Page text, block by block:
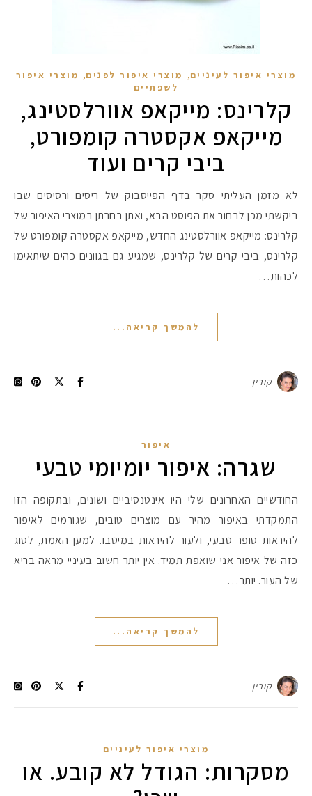
מוצרי איפור לעיניים, מוצרי איפור לפנים, מוצרי איפור
לשפתיים
קלרינס: מייקאפ אוורלסטינג,
מייקאפ אקסטרה קומפורט,
ביבי קרים ועוד
לא מזמן העליתי סקר בדף הפייסבוק של ריסים ורסיסים שבו
ביקשתי מכן לבחור את הפוסט הבא, ואתן בחרתן במוצרי האיפור של
קלרינס: מייקאפ אוורלסטינג החדש, מייקאפ אקסטרה קומפורט של
קלרינס, ביבי קרים של קלרינס, שמגיע גם בגוונים כהים שיתאימו
לכהות…
להמשך קריאה...
קורין
איפור
שגרה: איפור יומיומי טבעי
החודשיים האחרונים שלי היו אינטנסיביים ושונים, ובתקופה הזו
התמקדתי באיפור מהיר עם מוצרים טובים, שגורמים לאיפור
להיראות סופר טבעי, ולעור להיראות במיטבו. למען האמת, לסוג
כזה של איפור אני שואפת תמיד. אין יותר חשוב בעיניי מראה בריא
של העור. יותר…
להמשך קריאה...
קורין
מוצרי איפור לעיניים
מסקרות: הגודל לא קובע. או